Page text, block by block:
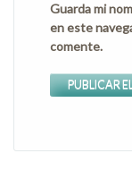
Guarda mi
en este
comente.